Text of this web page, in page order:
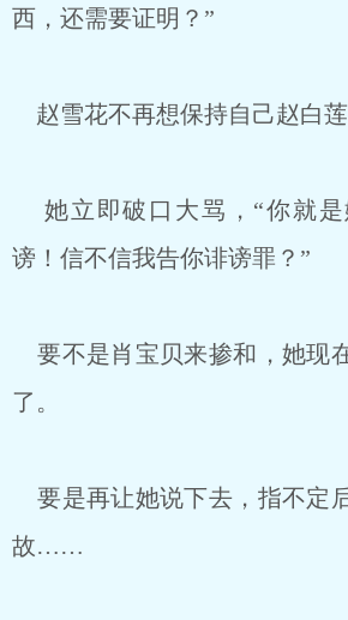
西，还需要证明？”
赵雪花不再想保持自己赵白莲
她立即破口大骂，“你就是
谤！信不信我告你诽谤罪？”
要不是肖宝贝来掺和，她现
了。
要是再让她说下去，指不定
故……